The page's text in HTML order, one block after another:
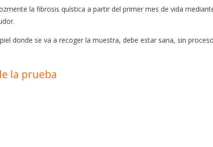
la fibrosis quística a partir del primer mes de vida
donde se va a recoger la muestra, debe estar sana, sin
la prueba